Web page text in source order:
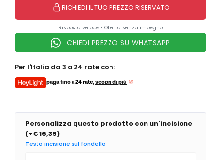
Raymond Weil
Saint Honore
Seiko
Squale
Suunto
Unimatic
Vabene
Vulcain
Yema
Zeppelin
Zodiac
Zrc
Yema
I PIÙ VENDUTI
Orologi Michael Kors donna
Orologi Armani donna
GRIMOLDI ART TIME
RICHIEDI IL TUO PREZZO RISERVATO
Risposta veloce • Offerta senza impegno
CHIEDI PREZZO SU WHATSAPP
Per l'Italia da 3 a 24 rate con:
paga fino a24 rate,scopri di più
Personalizza questo prodotto con un'incisione
(+€ 16,39)
Testo incisione sul fondello